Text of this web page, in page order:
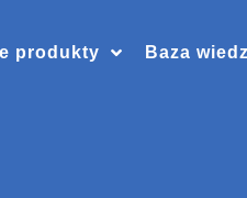
produkty Baza